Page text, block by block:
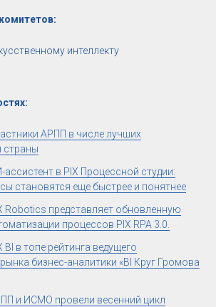
интеллекту
АРПП в числе лучших
страны
ассистент в PIX Процессной студии:
становятся еще быстрее и понятнее
Robotics представляет обновленную
процессов PIX RPA 3.0.
BI в топе рейтинга ведущего
бизнес-аналитики «BI Круг Громова
и ИСМО провели весенний цикл